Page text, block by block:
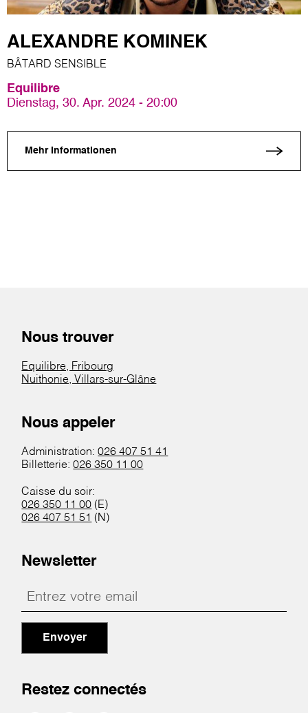
ALEXANDRE KOMINEK
BÂTARD SENSIBLE
Equilibre
Dienstag, 30. Apr. 2024 - 20:00
Mehr Informationen
Nous trouver
Equilibre, Fribourg
Nuithonie, Villars-sur-Glâne
Nous appeler
Administration:026 407 51 41
Billetterie:026 350 11 00
Caisse du soir:
026 350 11 00 (E)
026 407 51 51 (N)
Newsletter
Envoyer
Restez connectés